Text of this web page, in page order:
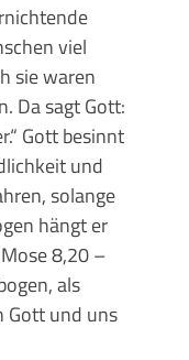
viel
sie waren
Da sagt Gott:
Gott besinnt
und
solange
hängt er
8,20 –
als
Gott und uns